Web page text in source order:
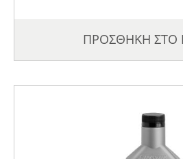
ΠΡΟΣΘΗΚΗ ΣΤΟ